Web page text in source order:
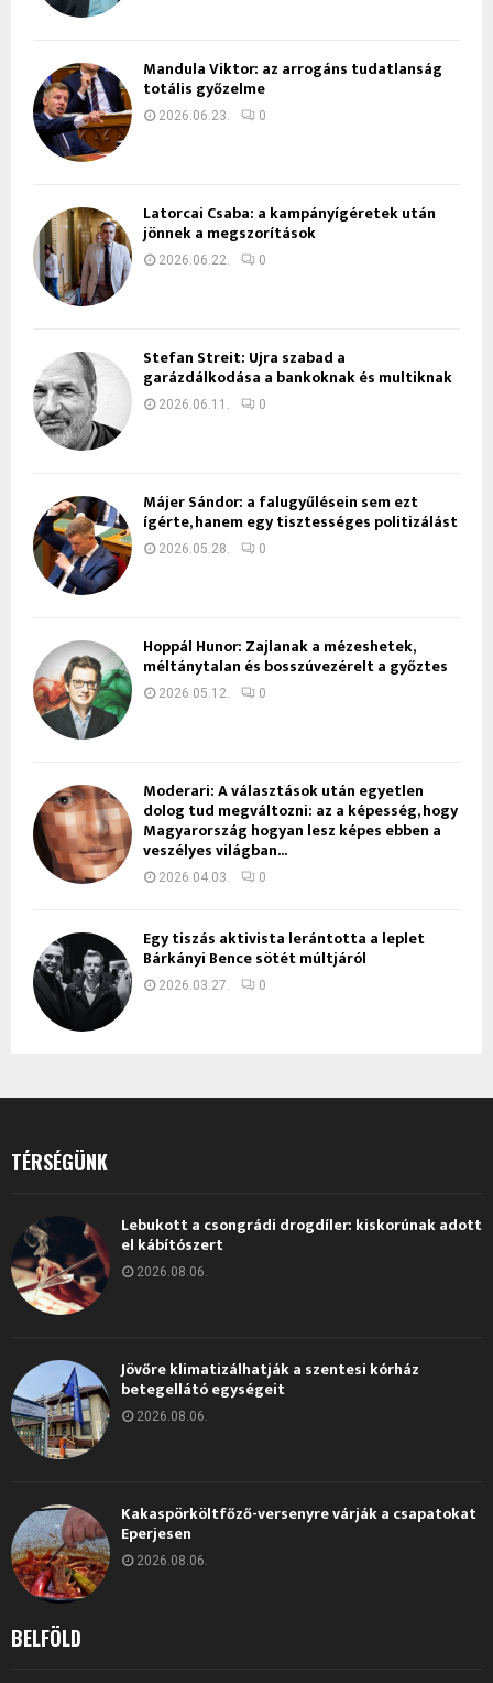
Mandula Viktor: az arrogáns tudatlanság
totális győzelme
2026.06.23. 0
Latorcai Csaba: a kampányígéretek után
jönnek a megszorítások
2026.06.22. 0
Stefan Streit: Újra szabad a
garázdálkodása a bankoknak és multiknak
2026.06.11. 0
Májer Sándor: a falugyűlésein sem ezt
ígérte, hanem egy tisztességes politizálást
2026.05.28. 0
Hoppál Hunor: Zajlanak a mézeshetek,
méltánytalan és bosszúvezérelt a győztes
2026.05.12. 0
Moderari: A választások után egyetlen
dolog tud megváltozni: az a képesség, hogy
Magyarország hogyan lesz képes ebben a
veszélyes világban...
2026.04.03. 0
Egy tiszás aktivista lerántotta a leplet
Bárkányi Bence sötét múltjáról
2026.03.27. 0
TÉRSÉGÜNK
Lebukott a csongrádi drogdíler: kiskorúnak adott
el kábítószert
2026.08.06.
Jövőre klimatizálhatják a szentesi kórház
betegellátó egységeit
2026.08.06.
Kakaspörköltfőző-versenyre várják a csapatokat
Eperjesen
2026.08.06.
BELFÖLD